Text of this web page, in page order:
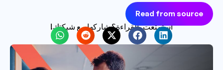
Read from source
استمتعت بالقراءة؟ شاركها مع شبكتك!